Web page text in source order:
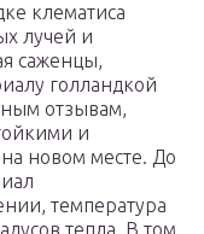
клематиса
лучей и
саженцы,
голландкой
отзывам,
и
новом месте. До
температура
тепла. В том